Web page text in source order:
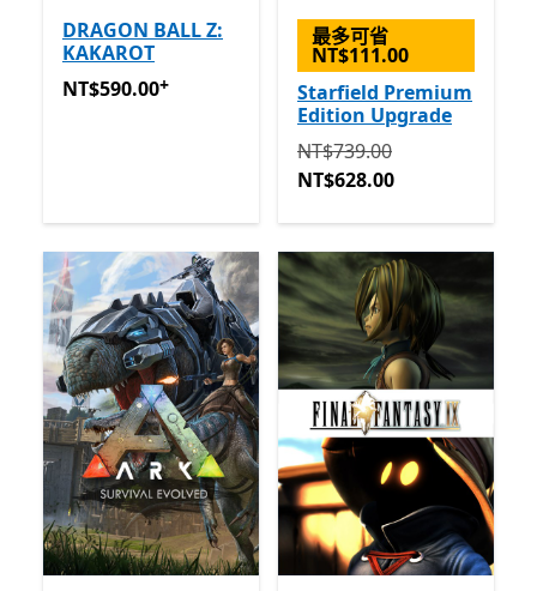
DRAGON BALL Z:
KAKAROT
NT$590.00提供應用程式內購。
NT$590.00+
最多可省
NT$111.00
Starfield Premium
Edition Upgrade
原價 NT$739.00 現價
NT$739.00
NT$628.00